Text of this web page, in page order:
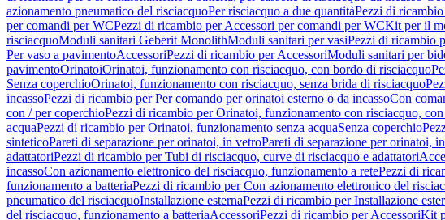
azionamento pneumatico del risciacquoPer risciacquo a due quantitàPezzi di
per comandi per WCPezzi di ricambio per Accessori per comandi per WCKit per il
risciacquoModuli sanitari Geberit MonolithModuli sanitari per vasiPezzi di ricambio
Per vaso a pavimentoAccessoriPezzi di ricambio per AccessoriModuli sanitari per
pavimentoOrinatoiOrinatoi, funzionamento con risciacquo, con bordo di risciacquo
Senza coperchioOrinatoi, funzionamento con risciacquo, senza brida di risciacquo
incassoPezzi di ricambio per Per comando per orinatoi esterno o da incassoCon
con / per coperchioPezzi di ricambio per Orinatoi, funzionamento con risciacquo,
acquaPezzi di ricambio per Orinatoi, funzionamento senza acquaSenza coperchio
sinteticoPareti di separazione per orinatoi, in vetroPareti di separazione per orinatoi,
adattatoriPezzi di ricambio per Tubi di risciacquo, curve di risciacquo e adattatori
incassoCon azionamento elettronico del risciacquo, funzionamento a retePezzi di
funzionamento a batteriaPezzi di ricambio per Con azionamento elettronico del
pneumatico del risciacquoInstallazione esternaPezzi di ricambio per Installazione
del risciacquo, funzionamento a batteriaAccessoriPezzi di ricambio per AccessoriKit